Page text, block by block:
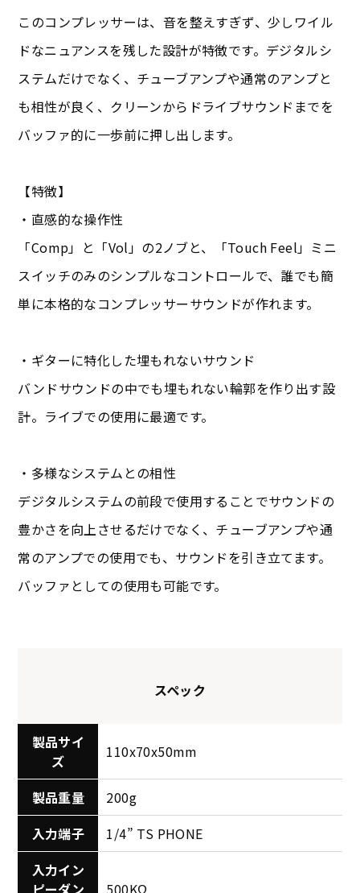
このコンプレッサーは、音を整えすぎず、少しワイル
ドなニュアンスを残した設計が特徴です。デジタルシ
ステムだけでなく、チューブアンプや通常のアンプと
も相性が良く、クリーンからドライブサウンドまでを
バッファ的に一歩前に押し出します。
【特徴】
・直感的な操作性
「Comp」と「Vol」の2ノブと、「Touch Feel」ミニ
スイッチのみのシンプルなコントロールで、誰でも簡
単に本格的なコンプレッサーサウンドが作れます。
・ギターに特化した埋もれないサウンド
バンドサウンドの中でも埋もれない輪郭を作り出す設
計。ライブでの使用に最適です。
・多様なシステムとの相性
デジタルシステムの前段で使用することでサウンドの
豊かさを向上させるだけでなく、チューブアンプや通
常のアンプでの使用でも、サウンドを引き立てます。
バッファとしての使用も可能です。
スペック
製品サイ
ズ
110x70x50mm
製品重量
200g
入力端子
1/4” TS PHONE
入力イン
ピーダン
500KΩ